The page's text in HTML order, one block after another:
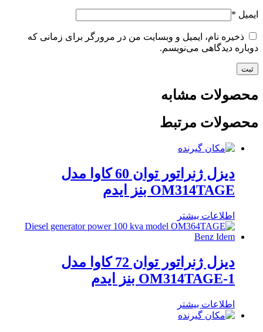
ایمیل *
ذخیره نام، ایمیل و وبسایت من در مرورگر برای زمانی که
دوباره دیدگاهی می‌نویسم.
محصولات مشابه
محصولات مرتبط
دیزل ژنراتور توان 60 کاوا مدل
OM314TAGE بنز ایدم
اطلاعات بیشتر
دیزل ژنراتور توان 72 کاوا مدل
OM314TAGE-1 بنز ایدم
اطلاعات بیشتر